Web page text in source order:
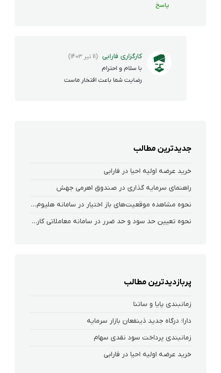
پاسخ
کارگزاری فارابی (11 تیر 1403)
با سلام و احترام
رضایت شما باعث افتخار ماست
جدیدترین مطالب
خرید عرضه اولیه احیا در فارابی
راهنمای سرمایه گذاری در صندوق اهرمی جهش
نحوه‌ مشاهده‌ موقعیت‌های باز اختیار در سامانه هلیوم و نکست
نحوه تعیین حد سود و حد ضرر در سامانه معاملاتی کارگزاری فارابی
پربازدیدترین مطالب
زمانبندی پایا و ساتنا
دارا؛ درگاه جدید ذینفعان بازار سرمایه
زمانبندی پرداخت سود نقدی سهام‌
خرید عرضه اولیه احیا در فارابی